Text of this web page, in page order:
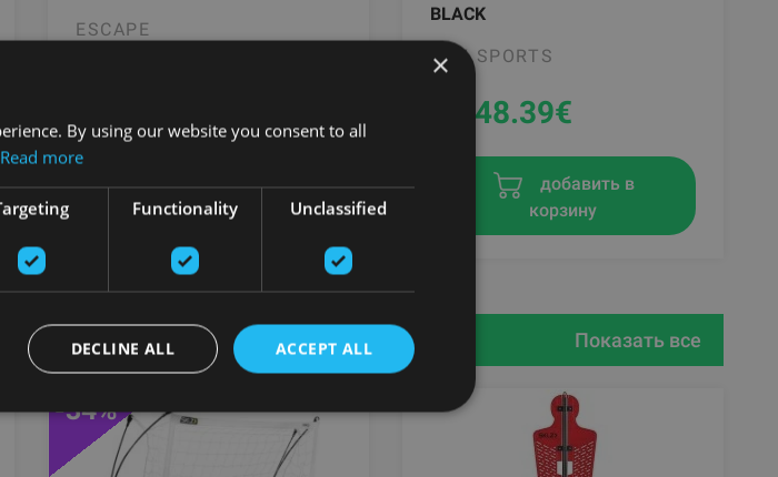
ESCAPE
добавить в
корзину
BLACK
RDX SPORTS
От 48.39€
добавить в
корзину
Показать все
-34%
×
By using our website you consent to all
Read more
Functionality Unclassified
ACCEPT ALL
DECLINE ALL